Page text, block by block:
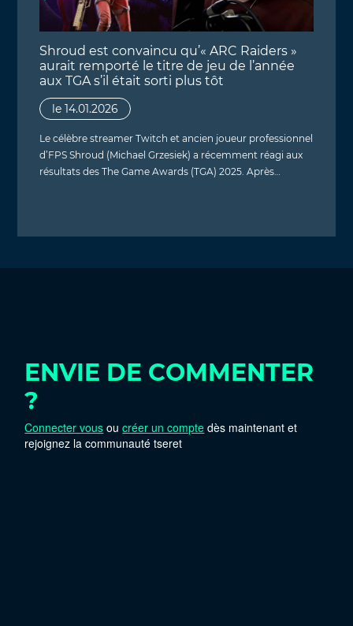
Shroud est convaincu qu’« ARC Raiders »
aurait remporté le titre de jeu de l’année
aux TGA s’il était sorti plus tôt
le 14.01.2026
Le célèbre streamer Twitch et ancien joueur professionnel
d’FPS Shroud (Michael Grzesiek) a récemment réagi aux
résultats des The Game Awards (TGA) 2025. Après…
ENVIE DE COMMENTER
?
Connecter vous oucréer un compte dès maintenant et
rejoignez la communauté tseret